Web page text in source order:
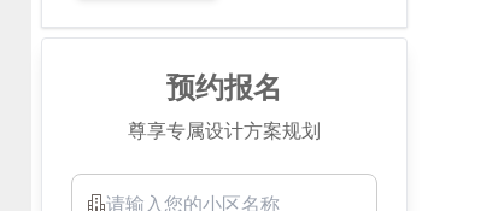
预约报名
尊享专属设计方案规划